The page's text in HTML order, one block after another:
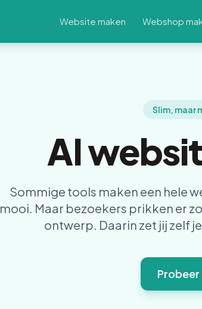
Website maken Webshop
Slim, maar
AI
Sommige tools maken een hele
mooi. Maar bezoekers prikken er
ontwerp. Daarin zet jij zelf